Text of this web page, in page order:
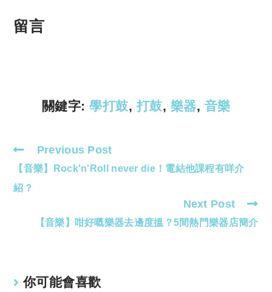
k
留言
關鍵字: 學打鼓, 打鼓, 樂器, 音樂
Read
more
articles
Previous Post
【音樂】Rock'n'Roll never die！電結他課程有咩介
紹？
Next Post
【音樂】咁好嘅樂器去邊度搵？5間熱門樂器店簡介
你可能會喜歡